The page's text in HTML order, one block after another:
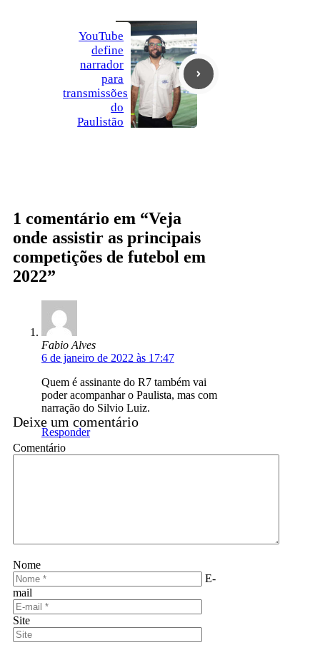
YouTube
define
narrador
para
transmissões
do
Paulistão
1 comentário em “Veja
onde assistir as principais
competições de futebol em
2022”
Fabio Alves
6 de janeiro de 2022 às 17:47
Quem é assinante do R7 também vai
poder acompanhar o Paulista, mas com
narração do Silvio Luiz.
Responder
Deixe um comentário
Comentário
Nome
E-
mail
Site